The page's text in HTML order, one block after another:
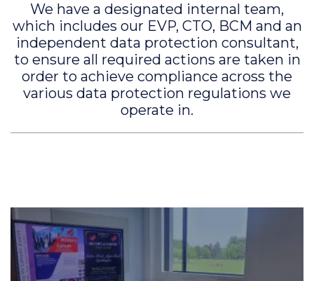
We have a designated internal team,
which includes our EVP, CTO, BCM and an
independent data protection consultant,
to ensure all required actions are taken in
order to achieve compliance across the
various data protection regulations we
operate in.